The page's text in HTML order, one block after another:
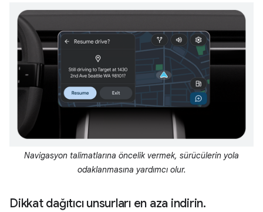
Navigasyon talimatlarına öncelik vermek, sürücülerin yola
odaklanmasına yardımcı olur.
Dikkat dağıtıcı unsurları en aza indirin.